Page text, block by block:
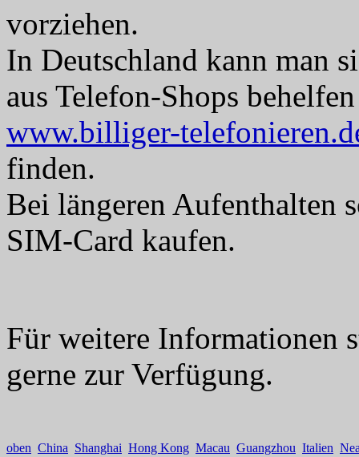
vorziehen.
In Deutschland kann man
aus Telefon-Shops
www.billiger-
finden.
Bei längeren Aufenthalten
SIM-Card kaufen.
Für weitere Informationen
gerne zur Verfügung.
oben China Shanghai Hong Kong Macau Guangzhou Italien